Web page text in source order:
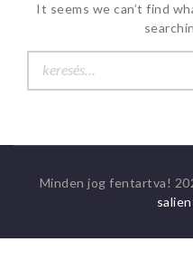
It seems we can’t find
Minden jog fentartva!